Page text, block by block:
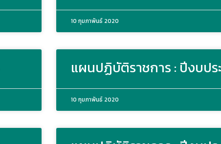
10 กุมภาพันธ์ 2020
แผนปฏิบัติราชการ : ปีงบปร
10 กุมภาพันธ์ 2020